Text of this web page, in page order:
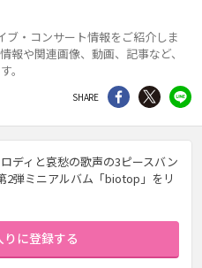
・コンサート情報をご紹介しま
報や関連画像、動画、記事など、
。
SHARE シェア Twitter
ディと哀愁の歌声の3ピースバン
2弾ミニアルバム「biotop」をリ
りに登録する